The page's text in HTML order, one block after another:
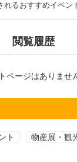
れるおすすめイベン
閲覧履歴
ページはありませ
ト 物産展・観